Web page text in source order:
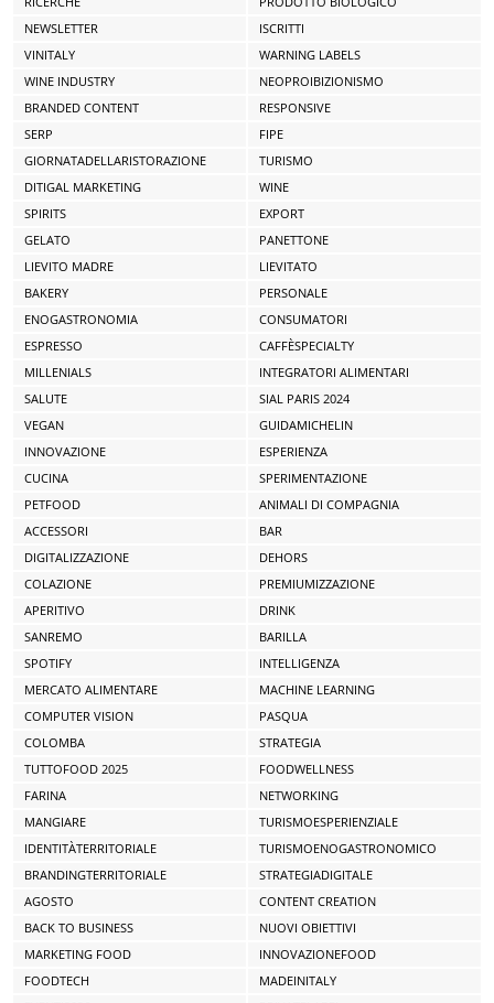
NEWSLETTER
ISCRITTI
VINITALY
WARNING LABELS
WINE INDUSTRY
NEOPROIBIZIONISMO
BRANDED CONTENT
RESPONSIVE
SERP
FIPE
GIORNATADELLARISTORAZIONE
TURISMO
DITIGAL MARKETING
WINE
SPIRITS
EXPORT
GELATO
PANETTONE
LIEVITO MADRE
LIEVITATO
BAKERY
PERSONALE
ENOGASTRONOMIA
CONSUMATORI
ESPRESSO
CAFFÈSPECIALTY
MILLENIALS
INTEGRATORI ALIMENTARI
SALUTE
SIAL PARIS 2024
VEGAN
GUIDAMICHELIN
INNOVAZIONE
ESPERIENZA
CUCINA
SPERIMENTAZIONE
PETFOOD
ANIMALI DI COMPAGNIA
ACCESSORI
BAR
DIGITALIZZAZIONE
DEHORS
COLAZIONE
PREMIUMIZZAZIONE
APERITIVO
DRINK
SANREMO
BARILLA
SPOTIFY
INTELLIGENZA
MERCATO ALIMENTARE
MACHINE LEARNING
COMPUTER VISION
PASQUA
COLOMBA
STRATEGIA
TUTTOFOOD 2025
FOODWELLNESS
FARINA
NETWORKING
MANGIARE
TURISMOESPERIENZIALE
IDENTITÀTERRITORIALE
TURISMOENOGASTRONOMICO
BRANDINGTERRITORIALE
STRATEGIADIGITALE
AGOSTO
CONTENT CREATION
BACK TO BUSINESS
NUOVI OBIETTIVI
MARKETING FOOD
INNOVAZIONEFOOD
FOODTECH
MADEINITALY